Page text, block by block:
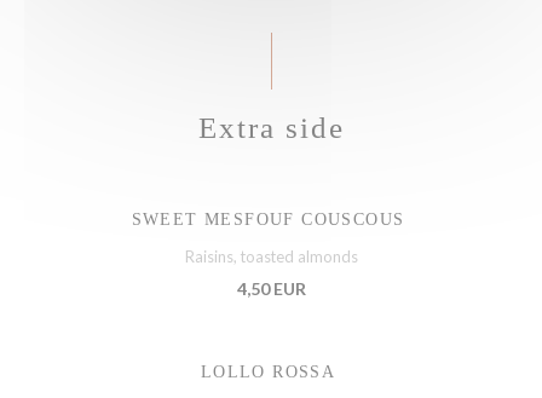
Extra side
SWEET MESFOUF COUSCOUS
Raisins, toasted almonds
4,50 EUR
LOLLO ROSSA